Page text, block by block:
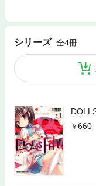
シリーズ 全4冊
660